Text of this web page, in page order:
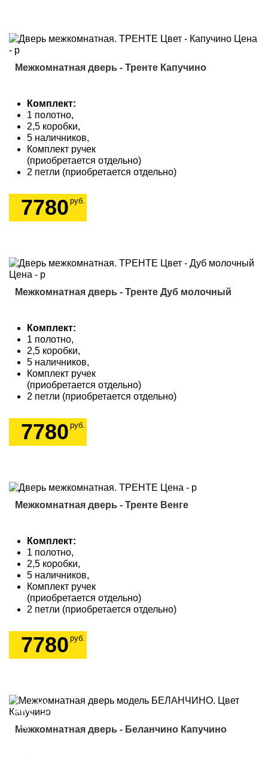
Межкомнатная дверь - Тренте Капучино
Комплект:
1 полотно,
2,5 коробки,
5 наличников,
Комплект ручек
(приобретается отдельно)
2 петли (приобретается отдельно)
7780 руб.
Межкомнатная дверь - Тренте Дуб молочный
Комплект:
1 полотно,
2,5 коробки,
5 наличников,
Комплект ручек
(приобретается отдельно)
2 петли (приобретается отдельно)
7780 руб.
Межкомнатная дверь - Тренте Венге
Комплект:
1 полотно,
2,5 коробки,
5 наличников,
Комплект ручек
(приобретается отдельно)
2 петли (приобретается отдельно)
7780 руб.
Акция!
9505
Межкомнатная дверь - Беланчино Капучино